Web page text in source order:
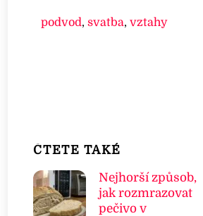
podvod,svatba,vztahy
ČTETE TAKÉ
Nejhorší způsob,
jak rozmrazovat
pečivo v